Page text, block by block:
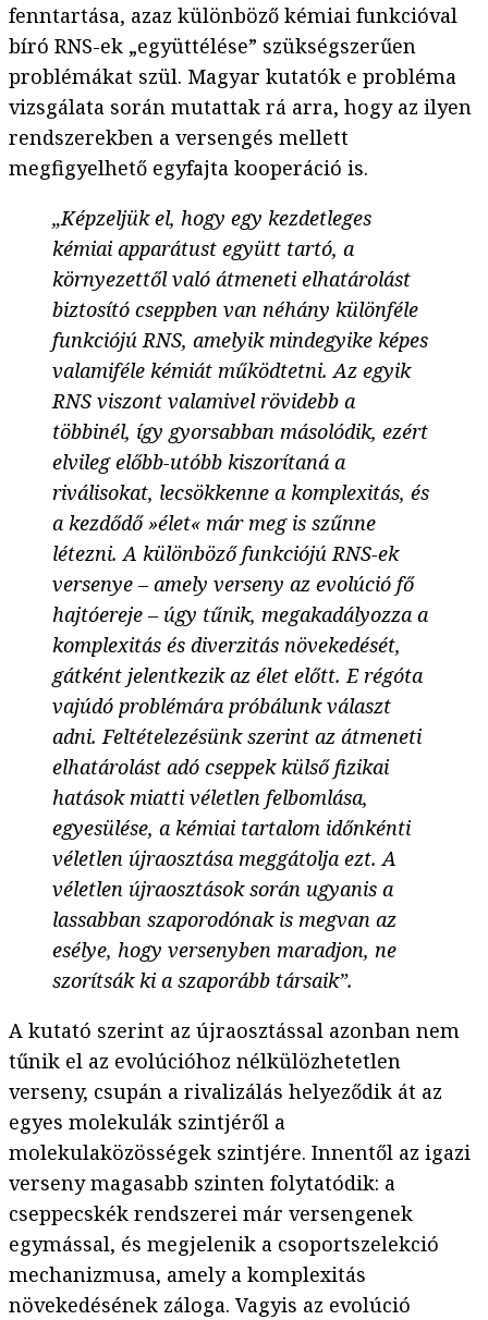
fenntartása, azaz különböző kémiai funkcióval
bíró RNS-ek „együttélése” szükségszerűen
problémákat szül. Magyar kutatók e probléma
vizsgálata során mutattak rá arra, hogy az ilyen
rendszerekben a versengés mellett
megfigyelhető egyfajta kooperáció is.
„Képzeljük el, hogy egy kezdetleges
kémiai apparátust együtt tartó, a
környezettől való átmeneti elhatárolást
biztosító cseppben van néhány különféle
funkciójú RNS, amelyik mindegyike képes
valamiféle kémiát működtetni. Az egyik
RNS viszont valamivel rövidebb a
többinél, így gyorsabban másolódik, ezért
elvileg előbb-utóbb kiszorítaná a
riválisokat, lecsökkenne a komplexitás, és
a kezdődő »élet« már meg is szűnne
létezni. A különböző funkciójú RNS-ek
versenye – amely verseny az evolúció fő
hajtóereje – úgy tűnik, megakadályozza a
komplexitás és diverzitás növekedését,
gátként jelentkezik az élet előtt. E régóta
vajúdó problémára próbálunk választ
adni. Feltételezésünk szerint az átmeneti
elhatárolást adó cseppek külső fizikai
hatások miatti véletlen felbomlása,
egyesülése, a kémiai tartalom időnkénti
véletlen újraosztása meggátolja ezt. A
véletlen újraosztások során ugyanis a
lassabban szaporodónak is megvan az
esélye, hogy versenyben maradjon, ne
szorítsák ki a szaporább társaik”.
A kutató szerint az újraosztással azonban nem
tűnik el az evolúcióhoz nélkülözhetetlen
verseny, csupán a rivalizálás helyeződik át az
egyes molekulák szintjéről a
molekulaközösségek szintjére. Innentől az igazi
verseny magasabb szinten folytatódik: a
cseppecskék rendszerei már versengenek
egymással, és megjelenik a csoportszelekció
mechanizmusa, amely a komplexitás
növekedésének záloga. Vagyis az evolúció